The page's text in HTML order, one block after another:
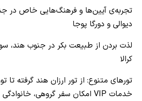
تجربه‌ی آیین‌ها و فرهنگ‌هایی خاص در
دیوالی و دورگا پوجا
لذت بردن از طبیعت بکر در جنوب هند،
کرالا
تورهای متنوع: از تور ارزان هند گرفته تا
خدمات VIP
امکان سفر گروهی،